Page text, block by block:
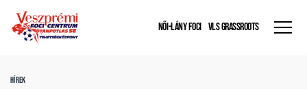
NŐI-LÁNY FOCI VLS GRASSROOTS
HÍREK